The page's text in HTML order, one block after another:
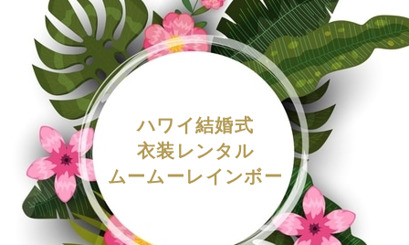
ハワイ結婚式
衣装レンタル
ムームーレインボー